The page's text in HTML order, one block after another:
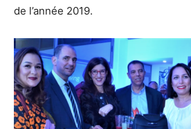
de l’année 2019.